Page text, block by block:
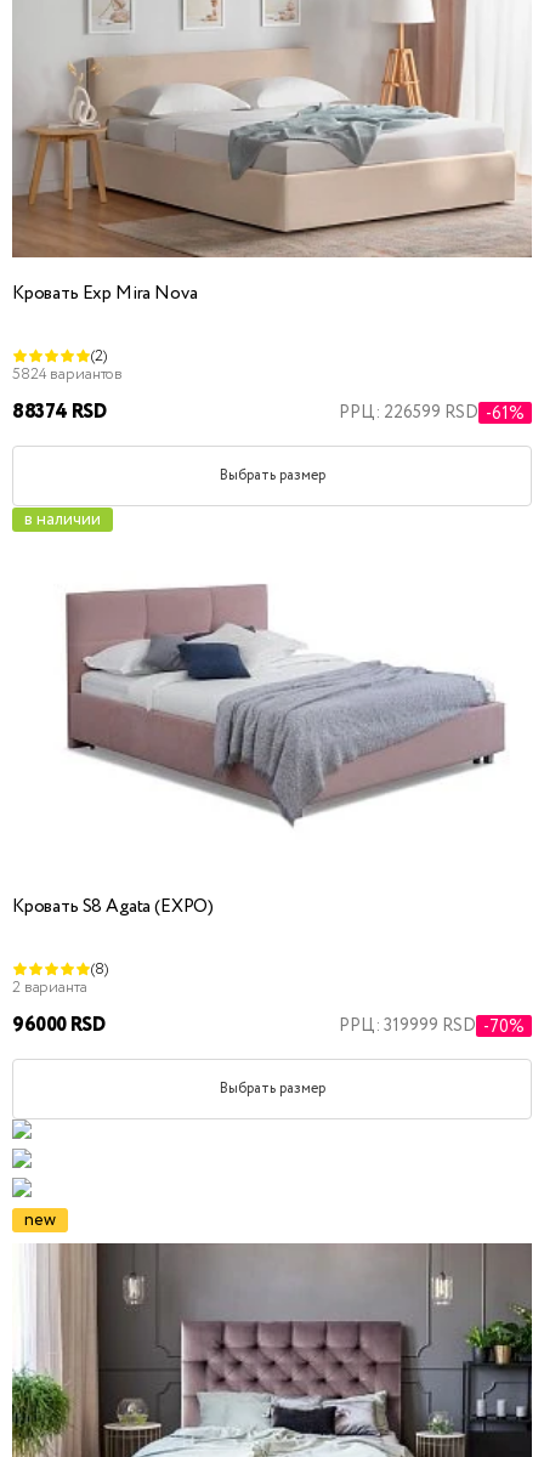
Кровать Exp Mira Nova
(2)
5824 вариантов
88374 RSD РРЦ: 226599 RSD -61%
Выбрать размер
в наличии
Кровать S8 Agata (EXPO)
(8)
2 варианта
96000 RSD РРЦ: 319999 RSD -70%
Выбрать размер
new